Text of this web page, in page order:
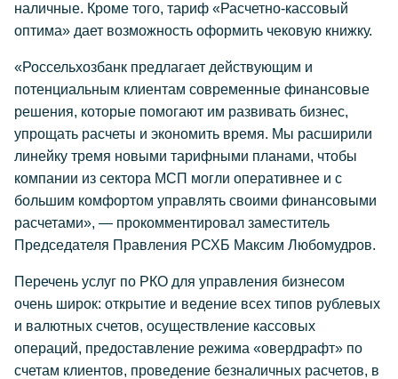
наличные. Кроме того, тариф «Расчетно-кассовый
оптима» дает возможность оформить чековую книжку.
«Россельхозбанк предлагает действующим и
потенциальным клиентам современные финансовые
решения, которые помогают им развивать бизнес,
упрощать расчеты и экономить время. Мы расширили
линейку тремя новыми тарифными планами, чтобы
компании из сектора МСП могли оперативнее и с
большим комфортом управлять своими финансовыми
расчетами», — прокомментировал заместитель
Председателя Правления РСХБ Максим Любомудров.
Перечень услуг по РКО для управления бизнесом
очень широк: открытие и ведение всех типов рублевых
и валютных счетов, осуществление кассовых
операций, предоставление режима «овердрафт» по
счетам клиентов, проведение безналичных расчетов, в